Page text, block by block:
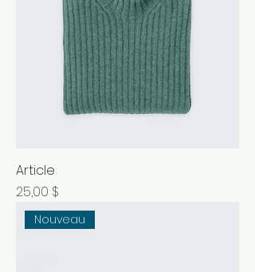
Article
Prix
25,00 $
Nouveau